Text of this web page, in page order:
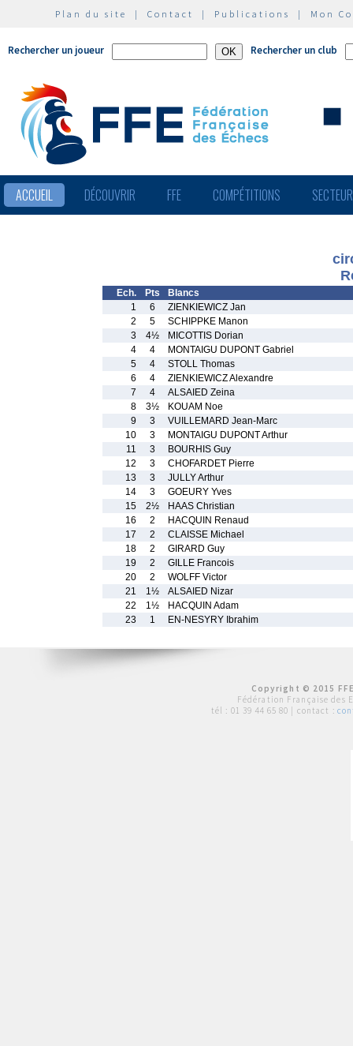
Plan du site | Contact | Publications | Mon
Rechercher un joueur Rechercher un club
ACCUEIL DÉCOUVRIR FFE COMPÉTITIONS
Ech. Pts
Blancs
1
6
ZIENKIEWICZ Jan
2
5
SCHIPPKE Manon
3
4½
MICOTTIS Dorian
4
4
MONTAIGU DUPONT Gabriel
5
4
STOLL Thomas
6
4
ZIENKIEWICZ Alexandre
7
4
ALSAIED Zeina
8
3½
KOUAM Noe
9
3
VUILLEMARD Jean-Marc
10
3
MONTAIGU DUPONT Arthur
11
3
BOURHIS Guy
12
3
CHOFARDET Pierre
13
3
JULLY Arthur
14
3
GOEURY Yves
15
2½
HAAS Christian
16
2
HACQUIN Renaud
17
2
CLAISSE Michael
18
2
GIRARD Guy
19
2
GILLE Francois
20
2
WOLFF Victor
21
1½
ALSAIED Nizar
22
1½
HACQUIN Adam
23
1 EN-NESYRY Ibrahim
Copyright © 2015
Fédération Française des
tél : 01 39 44 65 80 | contact :